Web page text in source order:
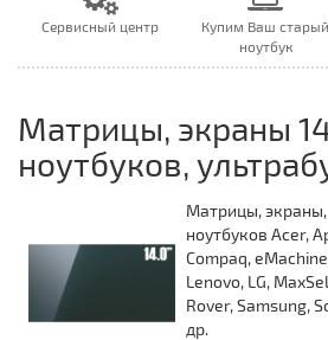
Сервисный центр
Купим Ваш старый
ноутбук
Матрицы, экраны
ноутбуков,
Матрицы, экраны,
ноутбуков Acer,
Compaq,
Lenovo, LG,
Rover, Samsung,
др.